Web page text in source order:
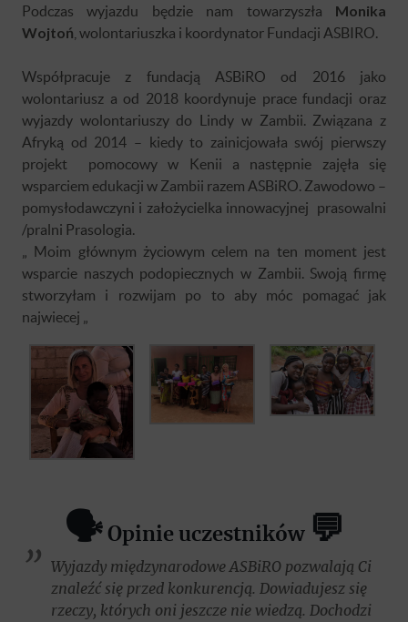
Podczas wyjazdu będzie nam towarzyszła Monika
Wojtoń , wolontariuszka i koordynator Fundacji ASBIRO.
Współpracuje z fundacją ASBiRO od 2016 jako
wolontariusz a od 2018 koordynuje prace fundacji oraz
wyjazdy wolontariuszy do Lindy w Zambii. Związana z
Afryką od 2014 – kiedy to zainicjowała swój pierwszy
projekt pomocowy w Kenii a następnie zajęła się
wsparciem edukacji w Zambii razem ASBiRO. Zawodowo –
pomysłodawczyni i założycielka innowacyjnej prasowalni
/pralni Prasologia.
„ Moim głównym życiowym celem na ten moment jest
wsparcie naszych podopiecznych w Zambii. Swoją firmę
stworzyłam i rozwijam po to aby móc pomagać jak
najwiecej „
🗣Opinie uczestników 💬
Wyjazdy międzynarodowe ASBiRO pozwalają Ci
znaleźć się przed konkurencją. Dowiadujesz się
rzeczy, których oni jeszcze nie wiedzą. Dochodzi